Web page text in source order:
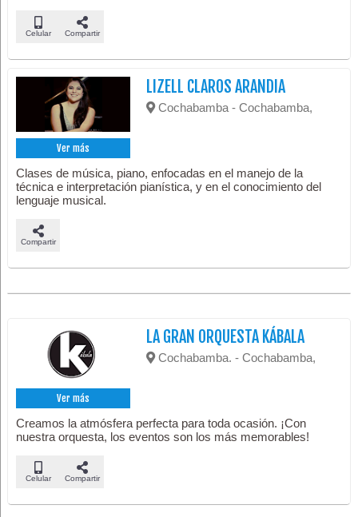
Celular Compartir
Ver más
LIZELL CLAROS ARANDIA
Cochabamba - Cochabamba,
Clases de música, piano, enfocadas en el manejo de la
técnica e interpretación pianística, y en el conocimiento del
lenguaje musical.
Compartir
Ver más
LA GRAN ORQUESTA KÁBALA
Cochabamba. - Cochabamba,
Creamos la atmósfera perfecta para toda ocasión. ¡Con
nuestra orquesta, los eventos son los más memorables!
Celular Compartir